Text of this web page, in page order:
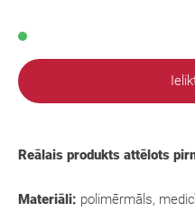
Reālais produkts attēlots
Materiāli: polimērmāls,